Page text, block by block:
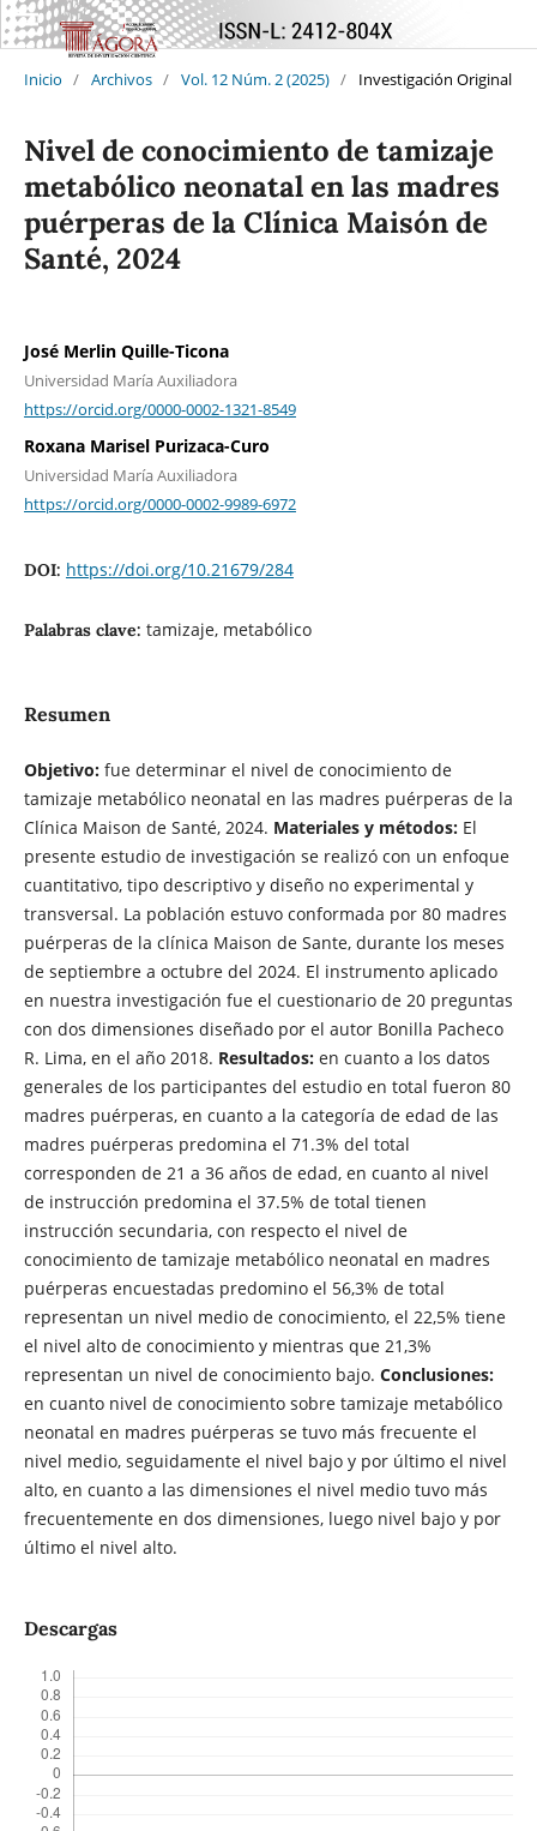
Inicio / Archivos / Vol. 12 Núm. 2 (2025) / Investigación Original
Nivel de conocimiento de tamizaje
metabólico neonatal en las madres
puérperas de la Clínica Maisón de
Santé, 2024
José Merlin Quille-Ticona
Universidad María Auxiliadora
https://orcid.org/0000-0002-1321-8549
Roxana Marisel Purizaca-Curo
Universidad María Auxiliadora
https://orcid.org/0000-0002-9989-6972
DOI: https://doi.org/10.21679/284
Palabras clave: tamizaje, metabólico
Resumen
Objetivo: fue determinar el nivel de conocimiento de
tamizaje metabólico neonatal en las madres puérperas de la
Clínica Maison de Santé, 2024. Materiales y métodos:El
presente estudio de investigación se realizó con un enfoque
cuantitativo, tipo descriptivo y diseño no experimental y
transversal. La población estuvo conformada por 80 madres
puérperas de la clínica Maison de Sante, durante los meses
de septiembre a octubre del 2024. El instrumento aplicado
en nuestra investigación fue el cuestionario de 20 preguntas
con dos dimensiones diseñado por el autor Bonilla Pacheco
R. Lima, en el año 2018. Resultados:en cuanto a los datos
generales de los participantes del estudio en total fueron 80
madres puérperas, en cuanto a la categoría de edad de las
madres puérperas predomina el 71.3% del total
corresponden de 21 a 36 años de edad, en cuanto al nivel
de instrucción predomina el 37.5% de total tienen
instrucción secundaria, con respecto el nivel de
conocimiento de tamizaje metabólico neonatal en madres
puérperas encuestadas predomino el 56,3% de total
representan un nivel medio de conocimiento, el 22,5% tiene
el nivel alto de conocimiento y mientras que 21,3%
representan un nivel de conocimiento bajo. Conclusiones:
en cuanto nivel de conocimiento sobre tamizaje metabólico
neonatal en madres puérperas se tuvo más frecuente el
nivel medio, seguidamente el nivel bajo y por último el nivel
alto, en cuanto a las dimensiones el nivel medio tuvo más
frecuentemente en dos dimensiones, luego nivel bajo y por
último el nivel alto.
Descargas